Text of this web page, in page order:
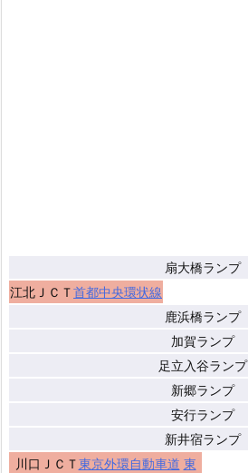
扇大橋ランプ
江北ＪＣＴ首都中央環状線
鹿浜橋ランプ
加賀ランプ
足立入谷ランプ
新郷ランプ
安行ランプ
新井宿ランプ
川口ＪＣＴ東京外環自動車道 東